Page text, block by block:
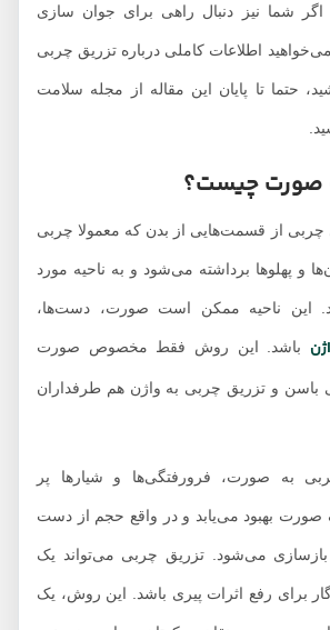
شما نیز دنبال راهی برای جوان سازی
اطلاعات کاملی درباره تزریق چربی
تا پایان این مقاله از مجله سلامت
چیست؟
از قسمت‌هایی از بدن که معمولا چربی
پهلوها برداشته می‌شود و به ناحیه مورد
ناحیه ممکن است صورت، دست‌ها،
این روش فقط مخصوص صورت
و تزریق چربی به واژن هم طرفداران
صورت، فرورفتگی‌ها و شیارها پر
بهبود می‌یابد و در واقع حجم از دست
می‌شود. تزریق چربی می‌تواند یک
رفع اثرات پیری باشد. این روش، یک